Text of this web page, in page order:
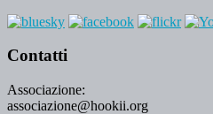
Contatti
Associazione:
associazione@hookii.org